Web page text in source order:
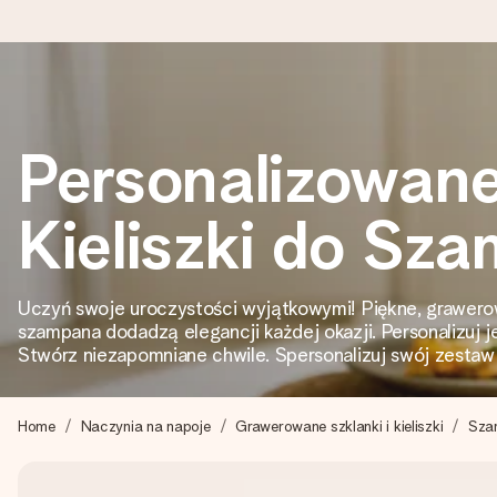
Tworzymy Twój prezent z troską i wysyłamy go w mgnieniu
4,7 (na podstawie +15 000 opinii)
Nasze prezenty inspirują. Klienci oceniają nas na 4,7 w Google
Darmowy bilecik z życzeniami
Stwórz coś wyjątkowego w zaledwie kilku krokach – z jej
Kieliszki do
Uczyń swoje uroczystości wyjątkowymi! Piękne,
szampana dodadzą elegancji każdej okazji. Personalizuj
Stwórz niezapomniane chwile. Spersonalizuj swój
Home Naczynia na napoje Grawerowane szklanki i kieliszki